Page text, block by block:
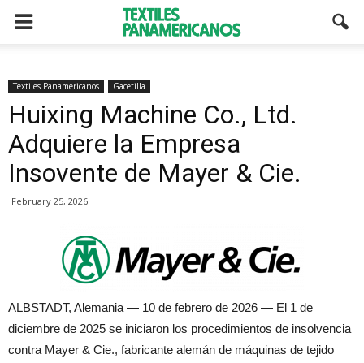
Textiles Panamericanos Gacetilla
Huixing Machine Co., Ltd.
Adquiere la Empresa
Insovente de Mayer & Cie.
February 25, 2026
ALBSTADT, Alemania — 10 de febrero de 2026 — El 1 de
diciembre de 2025 se iniciaron los procedimientos de insolvencia
contra Mayer & Cie., fabricante alemán de máquinas de tejido